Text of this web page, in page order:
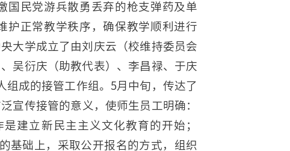
国民党游兵散勇丢弃的枪支弹药及单
护正常教学秩序，确保教学顺利进行
大学成立了由刘庆云（校维持委员会
吴衍庆（助教代表）、李昌禄、于庆
组成的接管工作组。5月中旬，传达了
传接管的意义，使师生员工明确：
建立新民主主义文化教育的开始；
基础上，采取公开报名的方式，组织